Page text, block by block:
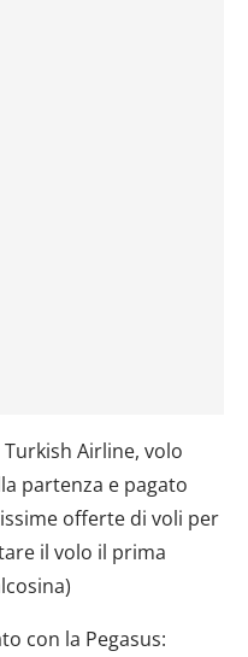
Airline, volo
partenza e pagato
offerte di voli per
il volo il prima
con la Pegasus: